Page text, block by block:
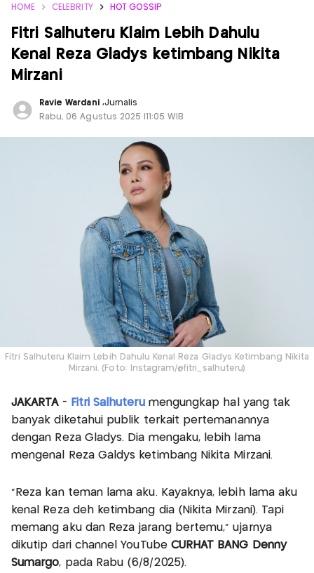
HOME CELEBRITY HOT GOSSIP
Fitri Salhuteru Klaim Lebih Dahulu
Kenal Reza Gladys ketimbang Nikita
Mirzani
Ravie Wardani ,Jurnalis
Rabu, 06 Agustus 2025 |11:05 WIB
Fitri Salhuteru Klaim Lebih Dahulu Kenal Reza Gladys Ketimbang Nikita
Mirzani. (Foto: Instagram/@fitri_salhuteru)
JAKARTA - Fitri Salhuterumengungkap hal yang tak
banyak diketahui publik terkait pertemanannya
dengan Reza Gladys. Dia mengaku, lebih lama
mengenal Reza Galdys ketimbang Nikita Mirzani.
"Reza kan teman lama aku. Kayaknya, lebih lama aku
kenal Reza deh ketimbang dia (Nikita Mirzani). Tapi
memang aku dan Reza jarang bertemu," ujarnya
dikutip dari channel YouTube CURHAT BANG Denny
Sumargo, pada Rabu (6/8/2025).